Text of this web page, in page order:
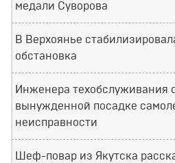
медали Суворова
В Верхоянье
обстановка
Инженера техобслуживания
вынужденной посадке
неисправности
Шеф-повар из Якутска